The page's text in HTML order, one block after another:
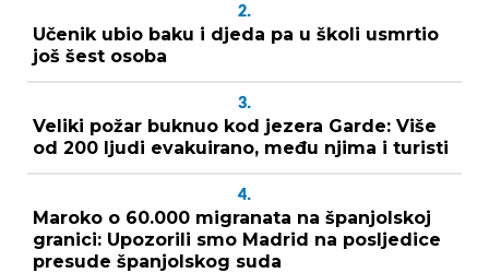
2.
Učenik ubio baku i djeda pa u školi usmrtio
još šest osoba
3.
Veliki požar buknuo kod jezera Garde: Više
od 200 ljudi evakuirano, među njima i turisti
4.
Maroko o 60.000 migranata na španjolskoj
granici: Upozorili smo Madrid na posljedice
presude španjolskog suda